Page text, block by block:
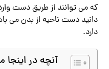
که می توانند از طریق دست
دانید دست ناحیه از بدن می
دارد.
آنچه در اینجا